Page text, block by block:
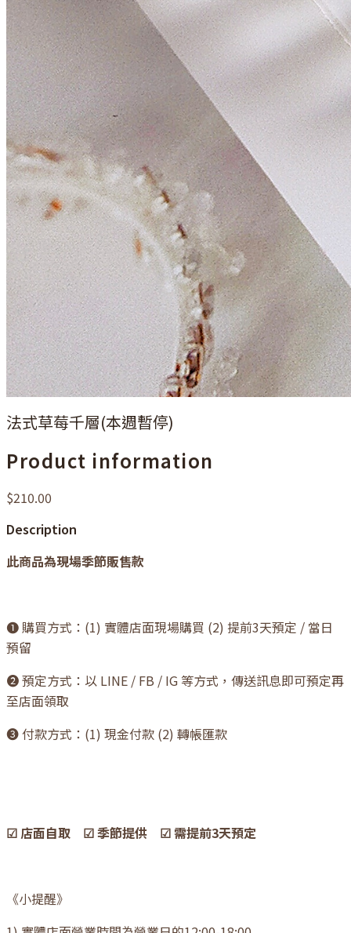
法式草莓千層(本週暫停)
Product information
$210.00
Description
此商品為現場季節販售款
❶ 購買方式：(1) 實體店面現場購買 (2) 提前3天預定 / 當日
預留
❷ 預定方式：以 LINE / FB / IG 等方式，傳送訊息即可預定再
至店面領取
❸ 付款方式：(1) 現金付款 (2) 轉帳匯款
☑ 店面自取 ☑ 季節提供 ☑ 需提前3天預定
《小提醒》